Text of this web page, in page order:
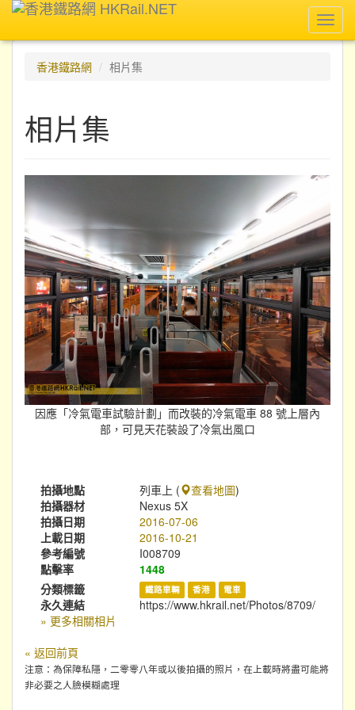
香港鐵路網
相片集
相片集
因應「冷氣電車試驗計劃」而改裝的冷氣電車 88 號上層內
部，可見天花裝設了冷氣出風口
拍攝地點 列車上 ( 查看地圖)
拍攝器材
Nexus 5X
拍攝日期
2016-07-06
上載日期
2016-10-21
參考編號
I008709
點擊率
1448
分類標籤
鐵路車輛 香港 電車
永久連結
https://www.hkrail.net/Photos/8709/
» 更多相關相片
« 返回前頁
注意：為保障私隱，二零零八年或以後拍攝的照片，在上載時將盡可能將
非必要之人臉模糊處理